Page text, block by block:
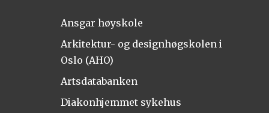
Ansgar høyskole
Arkitektur- og designhøgskolen i
Oslo (AHO)
Artsdatabanken
Diakonhjemmet sykehus